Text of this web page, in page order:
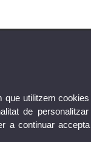
utilitzem
de
a continuar